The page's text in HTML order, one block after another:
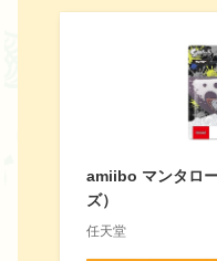
amiibo マンタロ
ズ）
任天堂